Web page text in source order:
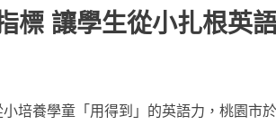
標 讓學生從小扎根英
培養學童「用得到」的英語力，桃園市